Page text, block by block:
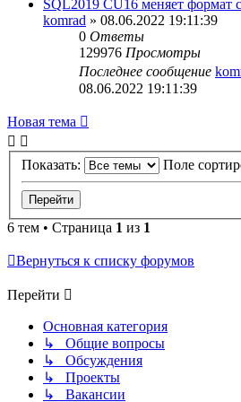
SQL2019 CU16 меняет формат
komrad » 08.06.2022 19:11:39
0 Ответы
129976 Просмотры
Последнее сообщение
08.06.2022 19:11:39
Новая тема
Показать: Поле
6 тем • Страница 1 из 1
Вернуться к списку форумов
Перейти
Основная категория
↳ Общие вопросы
↳ Обсуждения
↳ Проекты
↳ Вакансии